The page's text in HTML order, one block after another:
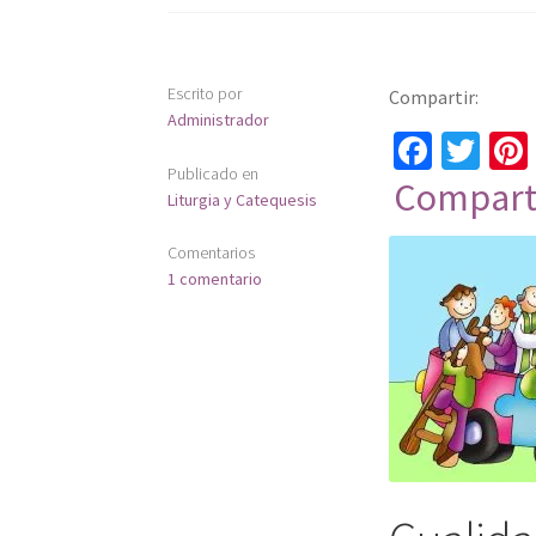
Escrito por
Administrador
Publicado en
Liturgia y Catequesis
Comentarios
1 comentario
Compartir:
Fa
ce
b
o
k
T
wi
tt